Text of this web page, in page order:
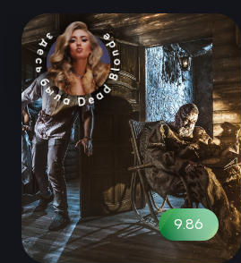
9.86